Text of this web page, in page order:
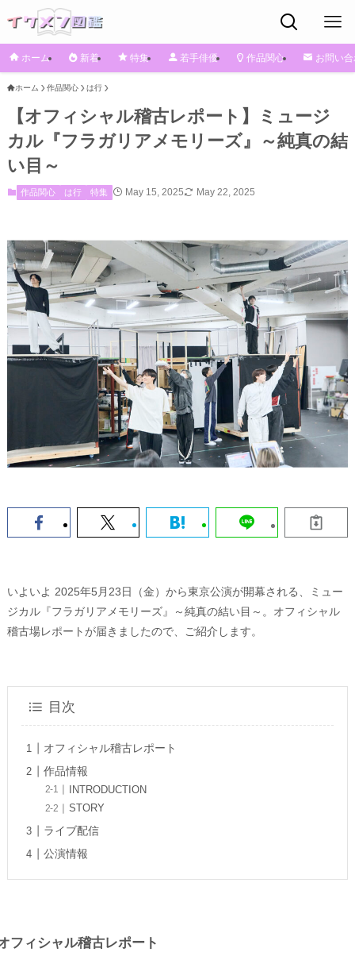
ホーム 新着 特集 若手俳優 作品関心 お問い
ホーム 作品関心 は行
【オフィシャル稽古レポート】ミュージ
カル『フラガリアメモリーズ』～純真の結
い目～
作品関心 は行 特集 May 15, 2025 May 22, 2025
いよいよ 2025年5月23日（金）から東京公演が開幕される、ミュー
ジカル『フラガリアメモリーズ』～純真の結い目～。オフィシャル
稽古場レポートが届きましたので、ご紹介します。
目次
オフィシャル稽古レポート
作品情報
INTRODUCTION
STORY
ライブ配信
公演情報
フィシャル稽古レポート